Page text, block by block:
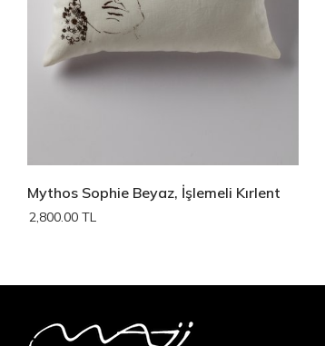
Mythos Sophie Beyaz, İşlemeli Kırlent
2,800.00 TL